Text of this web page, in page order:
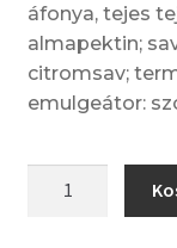
áfonya, tejes
almapektin;
citromsav;
emulgeátor: